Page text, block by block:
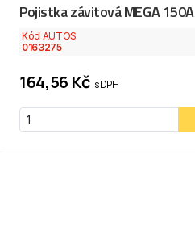
Pojistka závitová MEGA 150A
Kód AUTOS
0163275
164,56 Kč s DPH